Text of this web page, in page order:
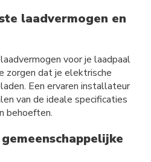
laadvermogen en
voor je laadpaal
zorgen dat je elektrische
Een ervaren installateur
van de ideale specificaties
behoeften.